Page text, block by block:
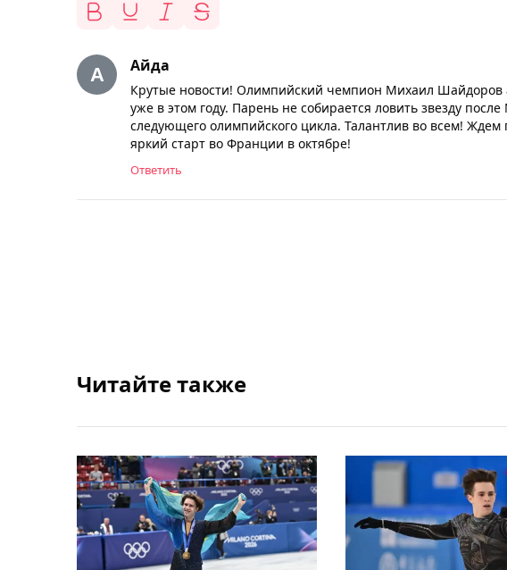
Айда
Крутые новости! Олимпийский чемпион Михаил Шайдоров
уже в этом году. Парень не собирается ловить звезду
следующего олимпийского цикла. Талантлив во всем!
яркий старт во Франции в октябре!
Ответить
Читайте также